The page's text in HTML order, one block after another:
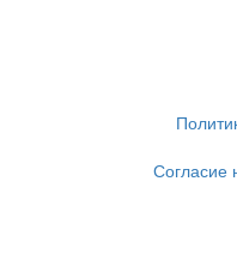
Согласие